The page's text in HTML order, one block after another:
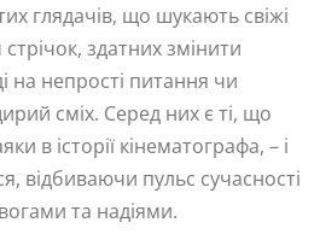
глядачів, що шукають свіжі
здатних змінити
на непрості питання чи
сміх. Серед них є ті, що
в історії кінематографа, – і
відбиваючи пульс сучасності
та надіями.